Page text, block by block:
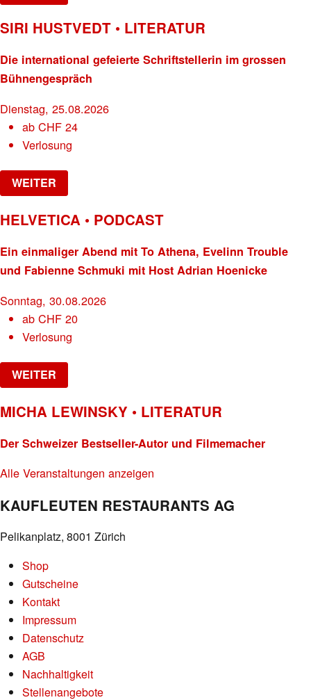
SIRI HUSTVEDT • LITERATUR
Die international gefeierte Schriftstellerin im grossen
Bühnengespräch
Dienstag, 25.08.2026
abCHF 24
Verlosung
WEITER
HELVETICA • PODCAST
Ein einmaliger Abend mit To Athena, Evelinn Trouble
und Fabienne Schmuki mit Host Adrian Hoenicke
Sonntag, 30.08.2026
abCHF 20
Verlosung
WEITER
MICHA LEWINSKY • LITERATUR
Der Schweizer Bestseller-Autor und Filmemacher
Alle Veranstaltungen anzeigen
KAUFLEUTEN RESTAURANTS AG
Pelikanplatz, 8001 Zürich
Shop
Gutscheine
Kontakt
Impressum
Datenschutz
AGB
Nachhaltigkeit
Stellenangebote